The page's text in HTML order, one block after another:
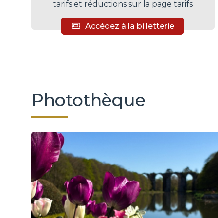
tarifs et réductions sur la page tarifs
Accédez à la billetterie
Photothèque